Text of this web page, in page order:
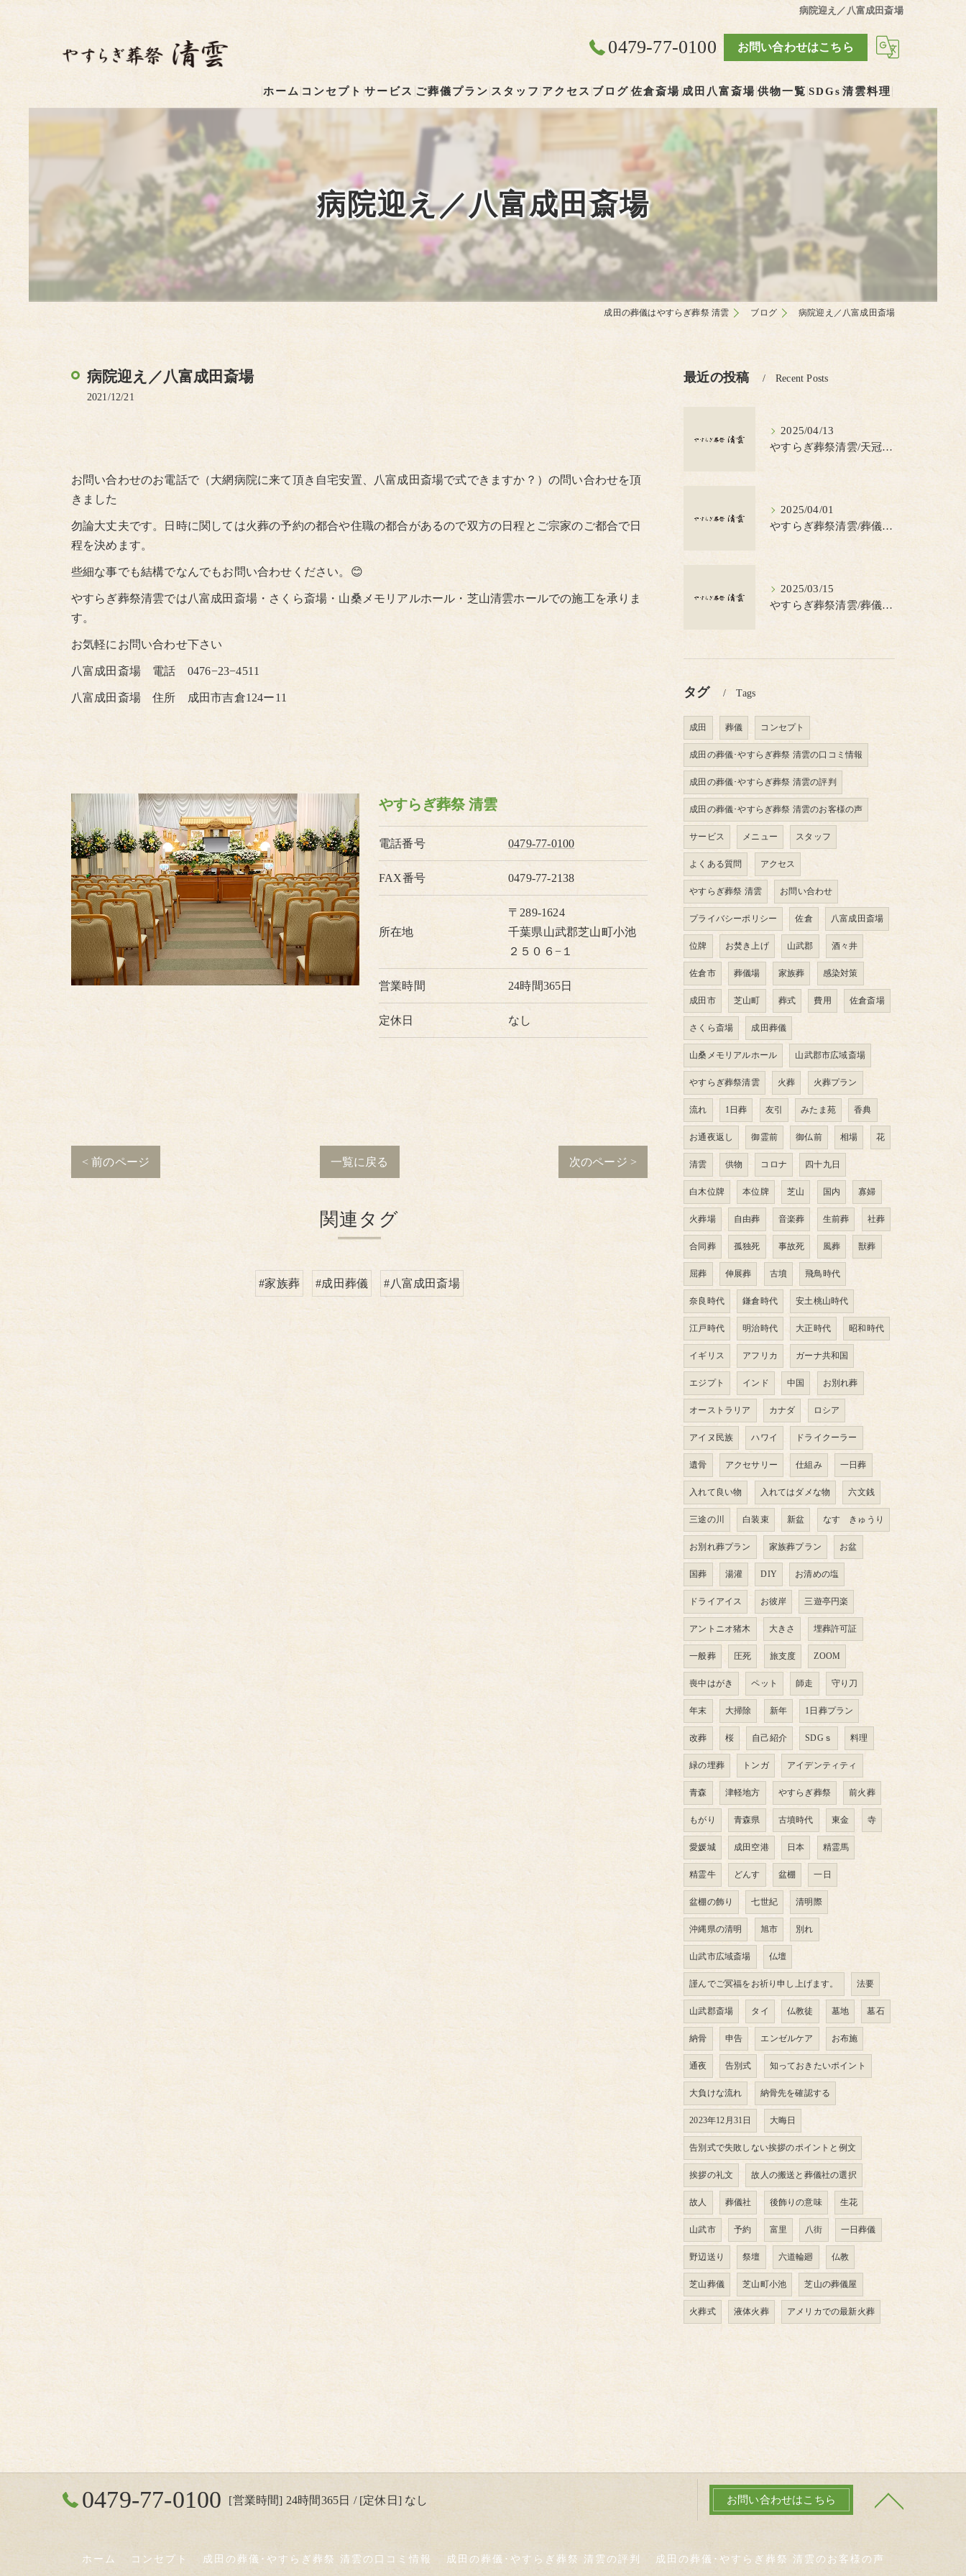
病院迎え／八富成田斎場
0479-77-0100 お問い合わせはこちら
ホーム コンセプト
成田の葬儀･やすらぎ葬祭 清雲の口コミ情報
成田の葬儀･やすらぎ葬祭 清雲の評判
成田の葬儀･やすらぎ葬祭 清雲のお客様の声
サービス ご葬儀プラン スタッフ アクセス ブログ 佐倉斎場 成田八富斎場 供物一覧 SDGs 清雲料理
病院迎え／八富成田斎場
成田の葬儀はやすらぎ葬祭 清雲 ブログ 病院迎え／八富成田斎場
病院迎え／八富成田斎場
2021/12/21
お問い合わせのお電話で（大網病院に来て頂き自宅安置、八富成田斎場で式できますか？）の問い合わせを頂
きました
勿論大丈夫です。日時に関しては火葬の予約の都合や住職の都合があるので双方の日程とご宗家のご都合で日
程を決めます。
些細な事でも結構でなんでもお問い合わせください。😊
やすらぎ葬祭清雲では八富成田斎場・さくら斎場・山桑メモリアルホール・芝山清雲ホールでの施工を承りま
す。
お気軽にお問い合わせ下さい
八富成田斎場 電話 0476−23−4511
八富成田斎場 住所 成田市吉倉124ー11
やすらぎ葬祭 清雲
電話番号 0479-77-0100
FAX番号 0479-77-2138
所在地
〒289-1624
千葉県山武郡芝山町小池
２５０６−１
営業時間 24時間365日
定休日 なし
< 前のページ 一覧に戻る 次のページ >
関連タグ
#家族葬 #成田葬儀 #八富成田斎場
最近の投稿 Recent Posts
2025/04/13
やすらぎ葬祭清雲/天冠（てんかん）とは？
2025/04/01
やすらぎ葬祭清雲/葬儀の見積書について知っておきたいポイント
2025/03/15
やすらぎ葬祭清雲/葬儀で蝋燭を使う理由とは
タグ Tags
成田 葬儀 コンセプト
成田の葬儀･やすらぎ葬祭 清雲の口コミ情報
成田の葬儀･やすらぎ葬祭 清雲の評判
成田の葬儀･やすらぎ葬祭 清雲のお客様の声
サービス メニュー スタッフ
よくある質問 アクセス
やすらぎ葬祭 清雲 お問い合わせ
プライバシーポリシー 佐倉 八富成田斎場
位牌 お焚き上げ 山武郡 酒々井
佐倉市 葬儀場 家族葬 感染対策
成田市 芝山町 葬式 費用 佐倉斎場
さくら斎場 成田葬儀
山桑メモリアルホール 山武郡市広域斎場
やすらぎ葬祭清雲 火葬 火葬プラン
流れ 1日葬 友引 みたま苑 香典
お通夜返し 御霊前 御仏前 相場 花
清雲 供物 コロナ 四十九日
白木位牌 本位牌 芝山 国内 寡婦
火葬場 自由葬 音楽葬 生前葬 社葬
合同葬 孤独死 事故死 風葬 獣葬
屈葬 伸展葬 古墳 飛鳥時代
奈良時代 鎌倉時代 安土桃山時代
江戸時代 明治時代 大正時代 昭和時代
イギリス アフリカ ガーナ共和国
エジプト インド 中国 お別れ葬
オーストラリア カナダ ロシア
アイヌ民族 ハワイ ドライクーラー
遺骨 アクセサリー 仕組み 一日葬
入れて良い物 入れてはダメな物 六文銭
三途の川 白装束 新盆 なす きゅうり
お別れ葬プラン 家族葬プラン お盆
国葬 湯灌 DIY お清めの塩
ドライアイス お彼岸 三遊亭円楽
アントニオ猪木 大きさ 埋葬許可証
一般葬 圧死 旅支度 ZOOM
喪中はがき ペット 師走 守り刀
年末 大掃除 新年 1日葬プラン
改葬 桜 自己紹介 SDGｓ 料理
緑の埋葬 トンガ アイデンティティ
青森 津軽地方 やすらぎ葬祭 前火葬
もがり 青森県 古墳時代 東金 寺
愛媛城 成田空港 日本 精霊馬
精霊牛 どんす 盆棚 一日
盆棚の飾り 七世紀 清明際
沖縄県の清明 旭市 別れ
山武市広域斎場 仏壇
謹んでご冥福をお祈り申し上げます。 法要
山武郡斎場 タイ 仏教徒 墓地 墓石
納骨 申告 エンゼルケア お布施
通夜 告別式 知っておきたいポイント
大負けな流れ 納骨先を確認する
2023年12月31日 大晦日
告別式で失敗しない挨拶のポイントと例文
挨拶の礼文 故人の搬送と葬儀社の選択
故人 葬儀社 後飾りの意味 生花
山武市 予約 富里 八街 一日葬儀
野辺送り 祭壇 六道輪廻 仏教
芝山葬儀 芝山町小池 芝山の葬儀屋
火葬式 液体火葬 アメリカでの最新火葬
0479-77-0100 [営業時間] 24時間365日 / [定休日] なし お問い合わせはこちら
ホーム コンセプト 成田の葬儀･やすらぎ葬祭 清雲の口コミ情報 成田の葬儀･やすらぎ葬祭 清雲の評判 成田の葬儀･やすらぎ葬祭 清雲のお客様の声